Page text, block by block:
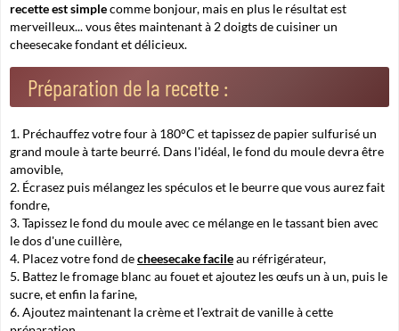
recette est simplecomme bonjour, mais en plus le résultat est
merveilleux... vous êtes maintenant à 2 doigts de cuisiner un
cheesecake fondant et délicieux.
Préparation de la recette :
Préchauffez votre four à 180°C et tapissez de papier sulfurisé un
grand moule à tarte beurré. Dans l'idéal, le fond du moule devra être
amovible,
Écrasez puis mélangez les spéculos et le beurre que vous aurez fait
fondre,
Tapissez le fond du moule avec ce mélange en le tassant bien avec
le dos d'une cuillère,
Placez votre fond decheesecake facileau réfrigérateur,
Battez le fromage blanc au fouet et ajoutez les œufs un à un, puis le
sucre, et enfin la farine,
Ajoutez maintenant la crème et l'extrait de vanille à cette